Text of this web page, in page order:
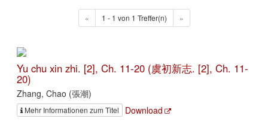
« 1 - 1 von 1 Treffer(n) »
Yu chu xin zhi. [2], Ch. 11-20 (虞初新志. [2], Ch. 11-
20)
Zhang, Chao (張潮)
Mehr Informationen zum Titel Download